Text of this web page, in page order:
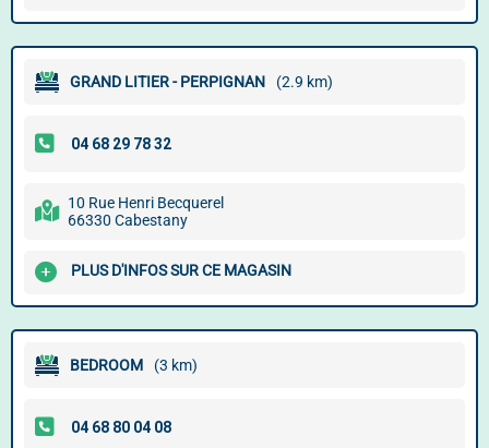
GRAND LITIER - PERPIGNAN (2.9 km)
10 Rue Henri Becquerel
66330 Cabestany
PLUS D'INFOS SUR CE MAGASIN
BEDROOM (3 km)